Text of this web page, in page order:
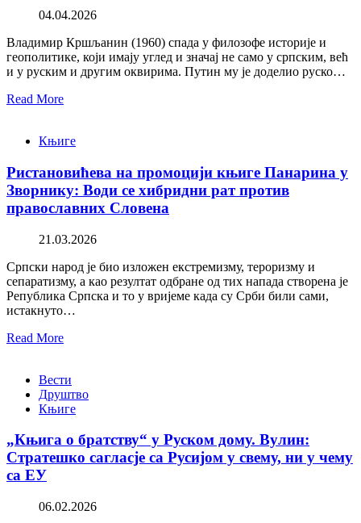
04.04.2026
Владимир Кршљанин (1960) спада у филозофе историје и
геополитике, који имају углед и значај не само у српским, већ
и у руским и другим оквирима. Путин му је доделио руско…
Read More
Књиге
Ристановићева на промоцији књиге Панарина у
Зворнику: Води се хибридни рат против
православних Словена
21.03.2026
Српски народ је био изложен екстремизму, тероризму и
сепаратизму, а као резултат одбране од тих напада створена је
Република Српска и то у вријеме када су Срби били сами,
истакнуто…
Read More
Вести
Друштво
Књиге
„Књига о братству“ у Руском дому. Вулин:
Стратешко сагласје са Русијом у свему, ни у чему
са ЕУ
06.02.2026